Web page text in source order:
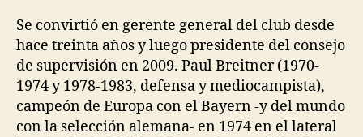
Se convirtió en gerente general del club desde
hace treinta años y luego presidente del consejo
de supervisión en 2009. Paul Breitner (1970-
1974 y 1978-1983, defensa y mediocampista),
campeón de Europa con el Bayern -y del mundo
con la selección alemana- en 1974 en el lateral